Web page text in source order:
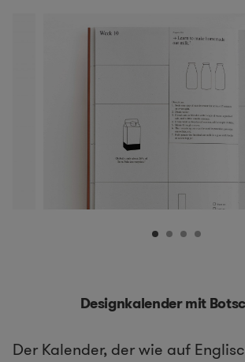
Designkalender mit
Der Kalender, der wie auf